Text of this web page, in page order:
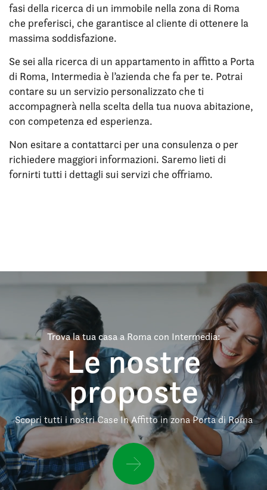
fasi della ricerca di un immobile nella zona di Roma
che preferisci, che garantisce al cliente di ottenere la
massima soddisfazione.
Se sei alla ricerca di un appartamento in affitto a Porta
di Roma, Intermedia è l’azienda che fa per te. Potrai
contare su un servizio personalizzato che ti
accompagnerà nella scelta della tua nuova abitazione,
con competenza ed esperienza.
Non esitare a contattarci per una consulenza o per
richiedere maggiori informazioni. Saremo lieti di
fornirti tutti i dettagli sui servizi che offriamo.
Trova la tua casa a Roma con Intermedia:
Le nostre
proposte
Scopri tutti i nostri Case In Affitto in zona Porta di Roma